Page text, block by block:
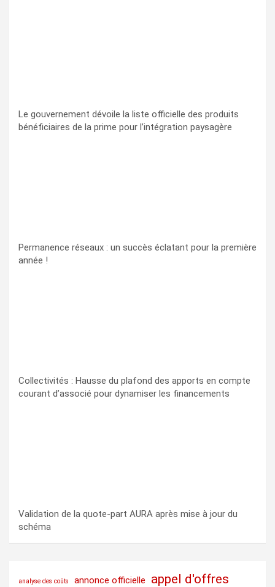
Le gouvernement dévoile la liste officielle des produits
bénéficiaires de la prime pour l’intégration paysagère
Permanence réseaux : un succès éclatant pour la première
année !
Collectivités : Hausse du plafond des apports en compte
courant d’associé pour dynamiser les financements
Validation de la quote-part AURA après mise à jour du
schéma
analyse des coûts annonce officielle appel d'offres